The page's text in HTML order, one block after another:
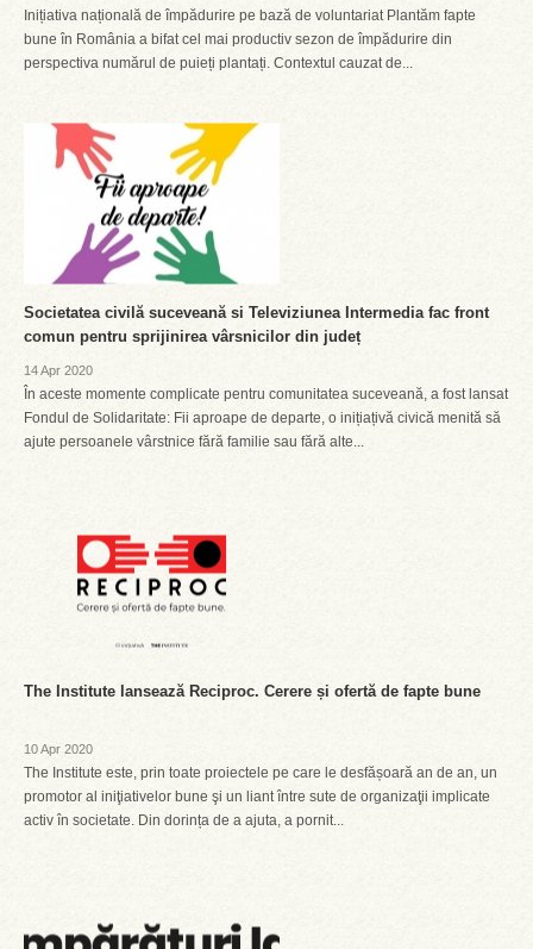
Inițiativa națională de împădurire pe bază de voluntariat Plantăm fapte
bune în România a bifat cel mai productiv sezon de împădurire din
perspectiva numărul de puieți plantați. Contextul cauzat de...
Societatea civilă suceveană si Televiziunea Intermedia fac front
comun pentru sprijinirea vârsnicilor din județ
14 Apr 2020
În aceste momente complicate pentru comunitatea suceveană, a fost lansat
Fondul de Solidaritate: Fii aproape de departe, o inițiațivă civică menită să
ajute persoanele vârstnice fără familie sau fără alte...
The Institute lansează Reciproc. Cerere și ofertă de fapte bune
10 Apr 2020
The Institute este, prin toate proiectele pe care le desfășoară an de an, un
promotor al iniţiativelor bune şi un liant între sute de organizaţii implicate
activ în societate. Din dorința de a ajuta, a pornit...